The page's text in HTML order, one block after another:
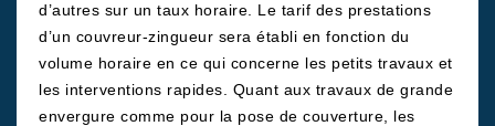
d’autres sur un taux horaire. Le tarif des prestations
d’un couvreur-zingueur sera établi en fonction du
volume horaire en ce qui concerne les petits travaux et
les interventions rapides. Quant aux travaux de grande
envergure comme pour la pose de couverture, les